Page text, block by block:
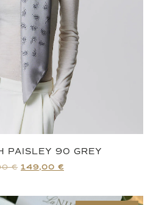
PAISLEY 90 GREY
€ 149,00 €